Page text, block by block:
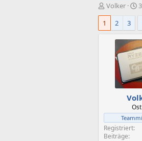
E
r
t
Volker
E
r
t
e
l
l
t
a
1
2 3
Registriert
Beiträge